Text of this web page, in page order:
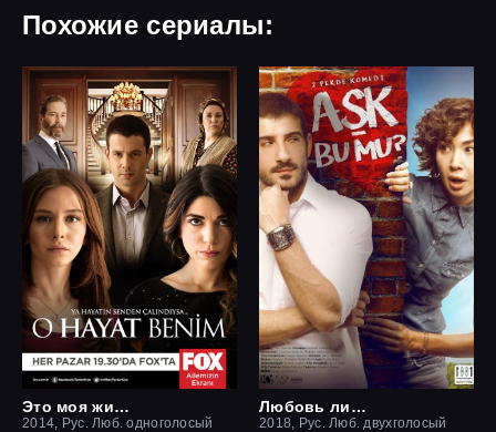
Похожие сериалы:
Это моя жизнь
2014, Рус. Люб. одноголосый
Любовь ли это?
2018, Рус. Люб. двухголосый